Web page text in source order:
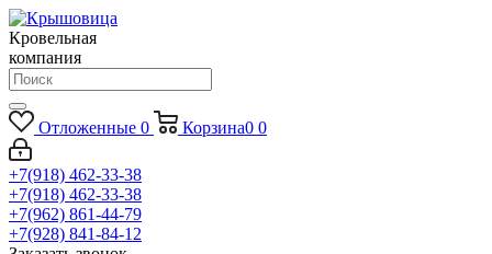
Кровельная
компания
Отложенные 0 Корзина0 0
+7(918) 462-33-38
+7(918) 462-33-38
+7(962) 861-44-79
+7(928) 841-84-12